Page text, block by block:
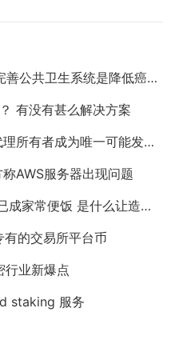
卫生系统是降低癌症死亡率
有没有甚么解决方案
者成为唯一可能发生冲突的帐
AWS服务器出现问题
常便饭 是什么让造假者日益
的交易所平台币
行业新爆点
staking 服务